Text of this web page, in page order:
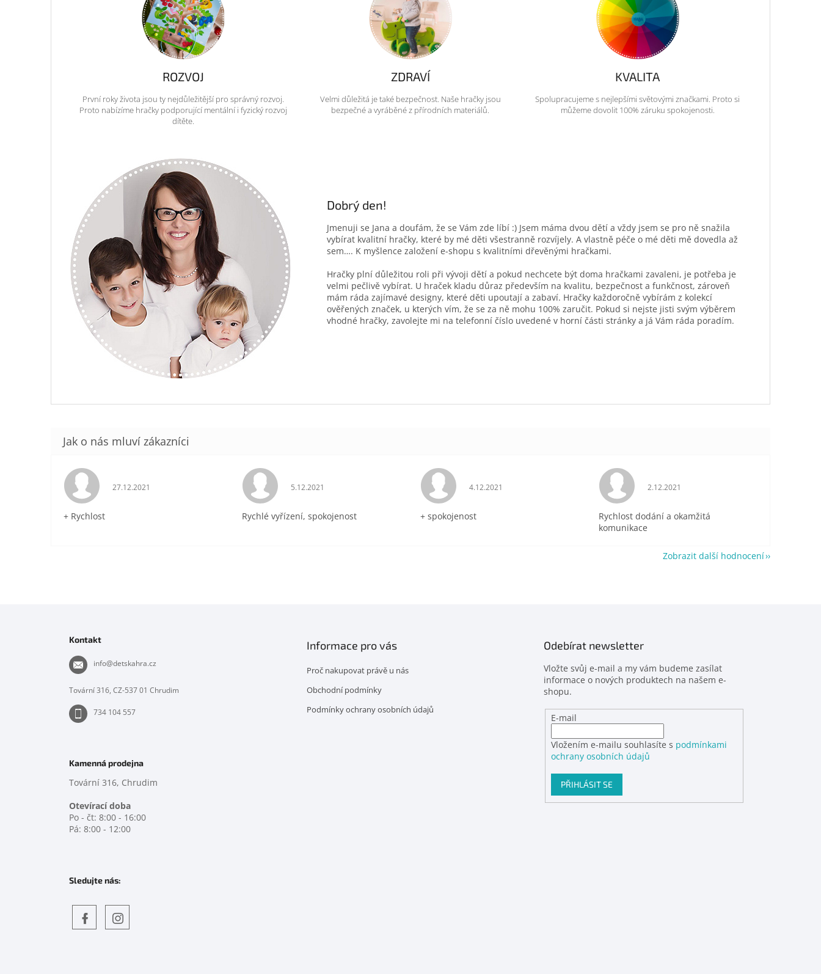
ROZVOJ
První roky života jsou ty nejdůležitější pro správný rozvoj.
Proto nabízíme hračky podporující mentální i fyzický rozvoj
dítěte.
ZDRAVÍ
Velmi důležitá je také bezpečnost. Naše hračky jsou
bezpečné a vyráběné z přírodních materiálů.
KVALITA
Spolupracujeme s nejlepšími světovými značkami. Proto si
můžeme dovolit 100% záruku spokojenosti.
Dobrý den!
Jmenuji se Jana a doufám, že se Vám zde líbí :) Jsem máma dvou dětí a vždy jsem se pro ně snažila
vybírat kvalitní hračky, které by mé děti všestranně rozvíjely. A vlastně péče o mé děti mě dovedla až
sem…. K myšlence založení e-shopu s kvalitními dřevěnými hračkami.
Hračky plní důležitou roli při vývoji dětí a pokud nechcete být doma hračkami zavaleni, je potřeba je
velmi pečlivě vybírat. U hraček kladu důraz především na kvalitu, bezpečnost a funkčnost, zároveň
mám ráda zajímavé designy, které děti upoutají a zabaví. Hračky každoročně vybírám z kolekcí
ověřených značek, u kterých vím, že se za ně mohu 100% zaručit. Pokud si nejste jisti svým výběrem
vhodné hračky, zavolejte mi na telefonní číslo uvedené v horní části stránky a já Vám ráda poradím.
Hodnocení obchodu je 5 z 5 hvězdiček.
27.12.2021
+ Rychlost
Hodnocení obchodu je 5 z 5 hvězdiček.
5.12.2021
Rychlé vyřízení, spokojenost
Hodnocení obchodu je 5 z 5 hvězdiček.
4.12.2021
+ spokojenost
Hodnocení obchodu je 5 z 5 hvězdiček.
2.12.2021
Rychlost dodání a okamžitá
komunikace
Zobrazit další hodnocení
Kontakt
info@detskahra.cz
Tovární 316, CZ-537 01 Chrudim
734 104 557
Kamenná prodejna
Tovární 316, Chrudim
Otevírací doba
Po - čt: 8:00 - 16:00
Pá: 8:00 - 12:00
Sledujte nás:
Informace pro vás
Proč nakupovat právě u nás
Obchodní podmínky
Podmínky ochrany osobních údajů
Odebírat newsletter
Vložte svůj e-mail a my vám budeme zasílat
informace o nových produktech na našem e-
shopu.
E-mail
Vložením e-mailu souhlasíte s podmínkami
ochrany osobních údajů
PŘIHLÁSIT SE